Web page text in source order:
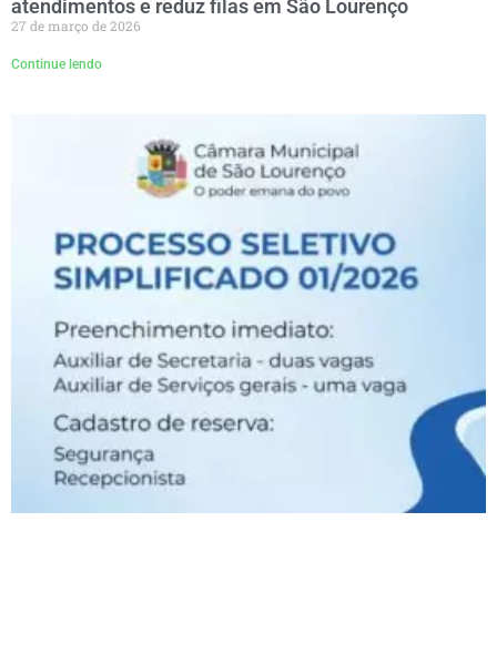
atendimentos e reduz filas em São Lourenço
27 de março de 2026
Continue lendo